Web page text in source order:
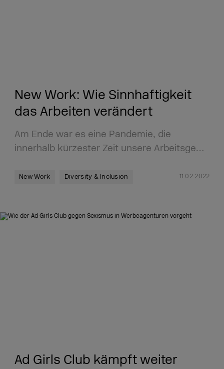
New Work: Wie Sinnhaftigkeit
das Arbeiten verändert
Am Ende war es eine Pandemie, die
innerhalb kürzester Zeit unsere Arbeitsge…
New Work Diversity & Inclusion 11.02.2022
Ad Girls Club kämpft weiter